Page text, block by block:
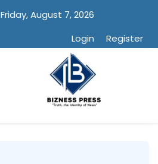
Friday, August 7, 2026
Login
Register